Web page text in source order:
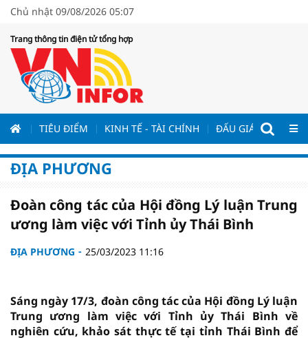
Chủ nhật 09/08/2026 05:07
Trang thông tin điện tử tổng hợp
TIÊU ĐIỂM KINH TẾ - TÀI CHÍNH ĐẤU GIÁ - ĐẤU
ĐỊA PHƯƠNG
Đoàn công tác của Hội đồng Lý luận Trung
ương làm việc với Tỉnh ủy Thái Bình
ĐỊA PHƯƠNG 25/03/2023 11:16
Sáng ngày 17/3, đoàn công tác của Hội đồng Lý luận
Trung ương làm việc với Tỉnh ủy Thái Bình về
nghiên cứu, khảo sát thực tế tại tỉnh Thái Bình để